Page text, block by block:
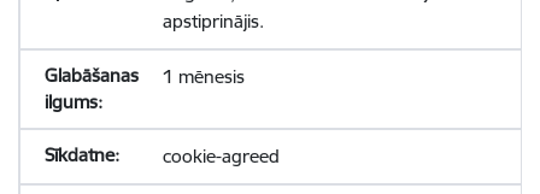
apstiprinājis.
1 mēnesis
cookie-agreed